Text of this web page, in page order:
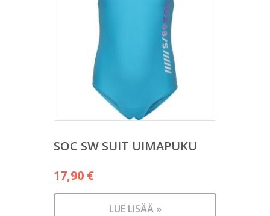
SOC SW SUIT UIMAPUKU
17,90 €
LUE LISÄÄ »